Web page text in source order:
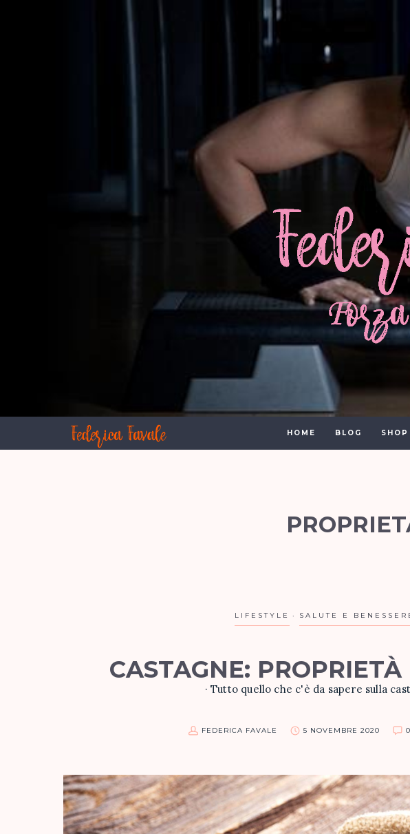
HOME BLOG SHOP
LIFESTYLE SALUTE E
CASTAGNE:
· Tutto quello che c'è da sapere sulla
FEDERICA FAVALE 5 NOVEMBRE 2020